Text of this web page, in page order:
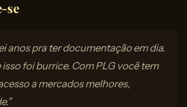
se
anos pra ter documentação em dia.
isso foi burrice. Com PLG você tem
a mercados melhores,